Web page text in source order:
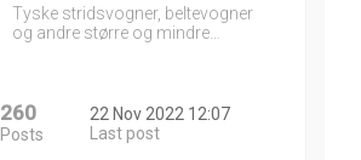
Tyske stridsvogner, beltevogner
og andre større og mindre…
260
Posts
22 Nov 2022 12:07
Last post